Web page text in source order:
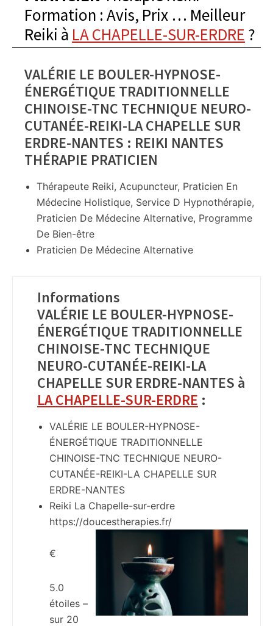
Formation : Avis, Prix … Meilleur
Reiki à LA CHAPELLE-SUR-ERDRE ?
VALÉRIE LE BOULER-HYPNOSE-
ÉNERGÉTIQUE TRADITIONNELLE
CHINOISE-TNC TECHNIQUE NEURO-
CUTANÉE-REIKI-LA CHAPELLE SUR
ERDRE-NANTES : REIKI NANTES
THÉRAPIE PRATICIEN
Thérapeute Reiki, Acupuncteur, Praticien En
Médecine Holistique, Service D Hypnothérapie,
Praticien De Médecine Alternative, Programme
De Bien-être
Praticien De Médecine Alternative
Informations
VALÉRIE LE BOULER-HYPNOSE-
ÉNERGÉTIQUE TRADITIONNELLE
CHINOISE-TNC TECHNIQUE
NEURO-CUTANÉE-REIKI-LA
CHAPELLE SUR ERDRE-NANTES à
LA CHAPELLE-SUR-ERDRE :
VALÉRIE LE BOULER-HYPNOSE-
ÉNERGÉTIQUE TRADITIONNELLE
CHINOISE-TNC TECHNIQUE NEURO-
CUTANÉE-REIKI-LA CHAPELLE SUR
ERDRE-NANTES
Reiki La Chapelle-sur-erdre
https://doucestherapies.fr/
€
5.0
étoiles –
sur 20